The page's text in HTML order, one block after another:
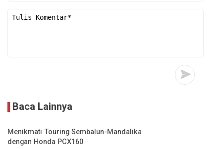
Baca Lainnya
Menikmati Touring Sembalun-Mandalika
dengan Honda PCX160